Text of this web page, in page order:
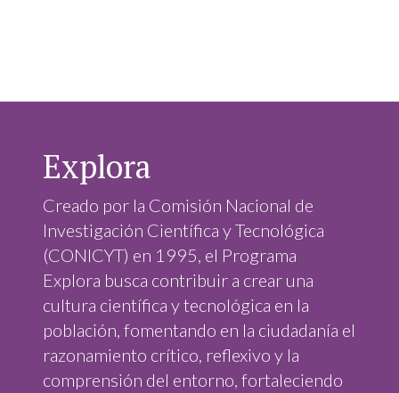
Explora
Creado por la Comisión Nacional de
Investigación Científica y Tecnológica
(CONICYT) en 1995, el Programa
Explora busca contribuir a crear una
cultura científica y tecnológica en la
población, fomentando en la ciudadanía el
razonamiento crítico, reflexivo y la
comprensión del entorno, fortaleciendo